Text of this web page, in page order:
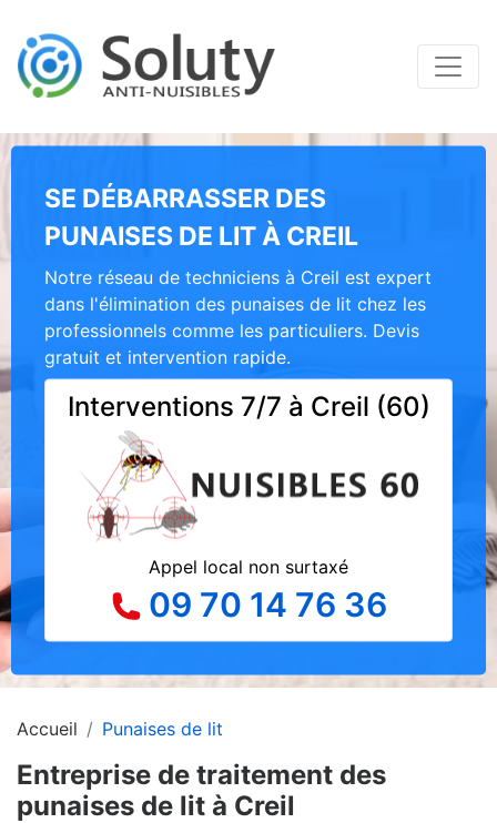
SE DÉBARRASSER DES
PUNAISES DE LIT À CREIL
Notre réseau de techniciens à Creil est expert
dans l'élimination des punaises de lit chez les
professionnels comme les particuliers. Devis
gratuit et intervention rapide.
Interventions 7/7 à Creil (60)
Appel local non surtaxé
09 70 14 76 36
Accueil Punaises de lit
Entreprise de traitement des
punaises de lit à Creil